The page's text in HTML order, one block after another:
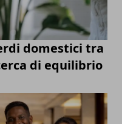
domestici tra
di equilibrio